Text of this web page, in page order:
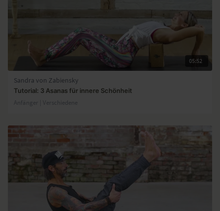
05:52
Sandra von Zabiensky
Tutorial: 3 Asanas für innere Schönheit
Anfänger | Verschiedene